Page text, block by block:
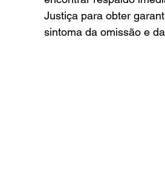
Justiça para obter
sintoma da omissão e